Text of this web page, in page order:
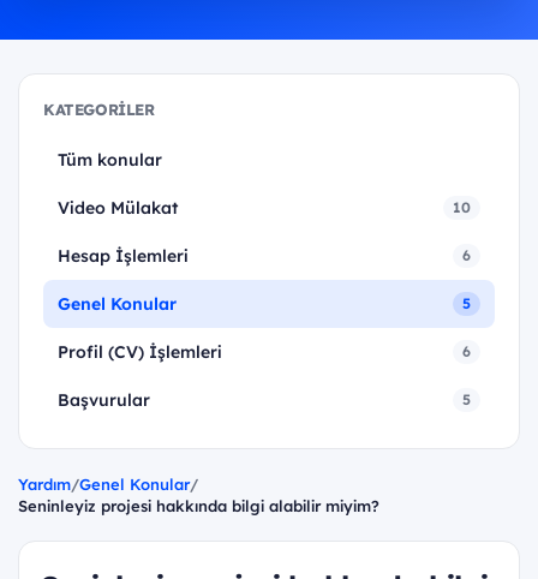
KATEGORILER
Tüm konular
Video Mülakat 10
Hesap İşlemleri 6
Genel Konular 5
Profil (CV) İşlemleri 6
Başvurular 5
Yardım/Genel Konular/
Seninleyiz projesi hakkında bilgi alabilir miyim?